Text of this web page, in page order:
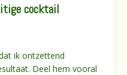
cocktail
ik ontzettend
Deel hem vooral